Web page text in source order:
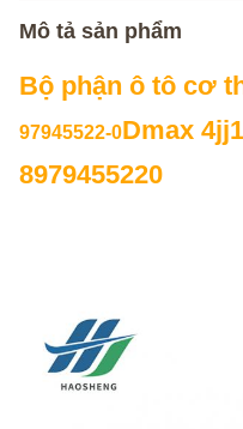
Mô tả sản phẩm
Bộ phận ô tô cơ
97945522-0Dmax
8979455220